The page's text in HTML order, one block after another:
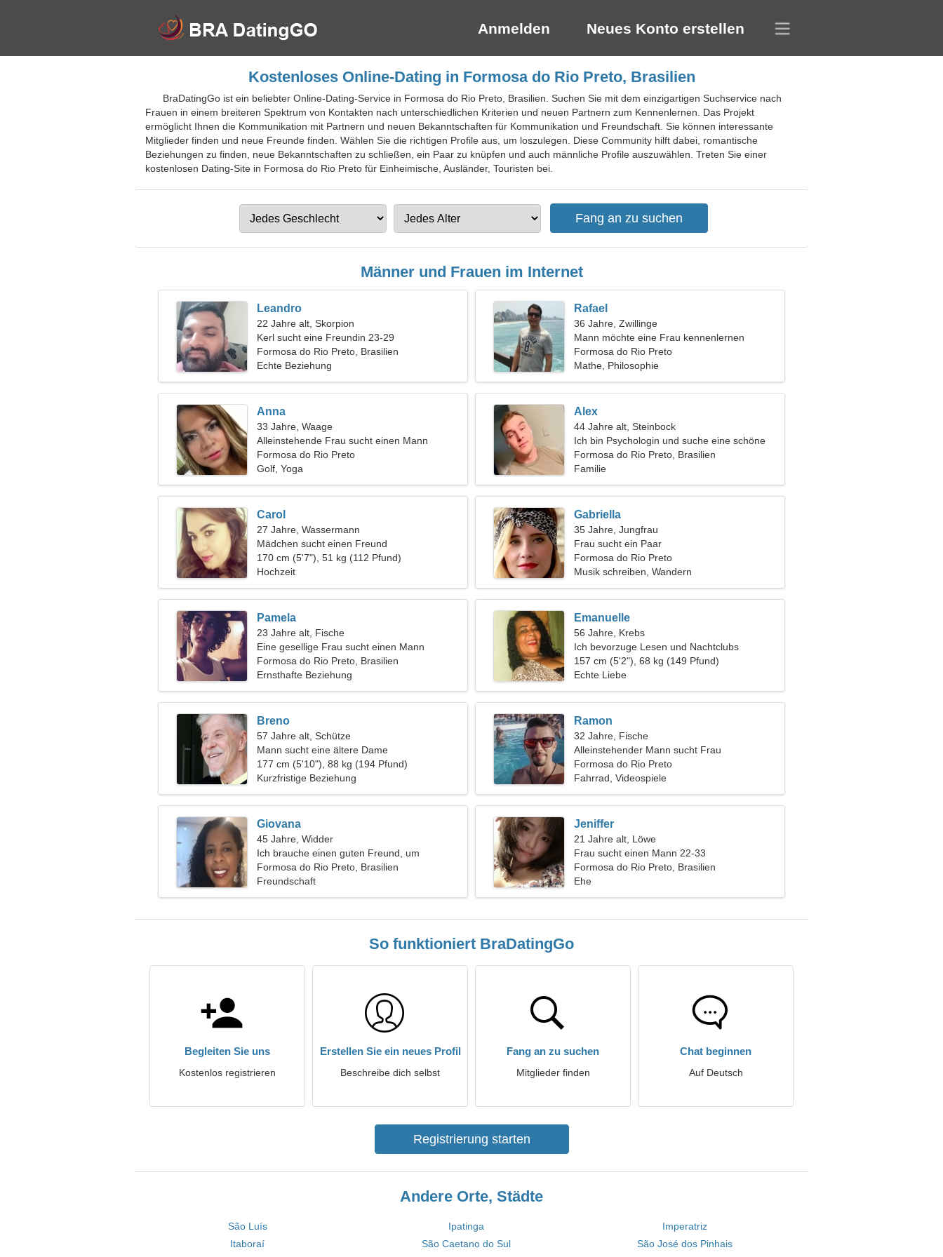
Anmelden Neues Konto erstellen
Kostenloses Online-Dating in Formosa do Rio Preto, Brasilien
BraDatingGo ist ein beliebter Online-Dating-Service in Formosa do Rio Preto, Brasilien. Suchen Sie mit dem einzigartigen Suchservice nach
Frauen in einem breiteren Spektrum von Kontakten nach unterschiedlichen Kriterien und neuen Partnern zum Kennenlernen. Das Projekt
ermöglicht Ihnen die Kommunikation mit Partnern und neuen Bekanntschaften für Kommunikation und Freundschaft. Sie können interessante
Mitglieder finden und neue Freunde finden. Wählen Sie die richtigen Profile aus, um loszulegen. Diese Community hilft dabei, romantische
Beziehungen zu finden, neue Bekanntschaften zu schließen, ein Paar zu knüpfen und auch männliche Profile auszuwählen. Treten Sie einer
kostenlosen Dating-Site in Formosa do Rio Preto für Einheimische, Ausländer, Touristen bei.
Männer und Frauen im Internet
Leandro
22 Jahre alt, Skorpion
Kerl sucht eine Freundin 23-29
Formosa do Rio Preto, Brasilien
Echte Beziehung
Rafael
36 Jahre, Zwillinge
Mann möchte eine Frau kennenlernen
Formosa do Rio Preto
Mathe, Philosophie
Anna
33 Jahre, Waage
Alleinstehende Frau sucht einen Mann
Formosa do Rio Preto
Golf, Yoga
Alex
44 Jahre alt, Steinbock
Ich bin Psychologin und suche eine schöne
Frau
Formosa do Rio Preto, Brasilien
Familie
Carol
27 Jahre, Wassermann
Mädchen sucht einen Freund
170 cm (5'7"), 51 kg (112 Pfund)
Hochzeit
Gabriella
35 Jahre, Jungfrau
Frau sucht ein Paar
Formosa do Rio Preto
Musik schreiben, Wandern
Pamela
23 Jahre alt, Fische
Eine gesellige Frau sucht einen Mann
Formosa do Rio Preto, Brasilien
Ernsthafte Beziehung
Emanuelle
56 Jahre, Krebs
Ich bevorzuge Lesen und Nachtclubs
157 cm (5'2"), 68 kg (149 Pfund)
Echte Liebe
Breno
57 Jahre alt, Schütze
Mann sucht eine ältere Dame
177 cm (5'10"), 88 kg (194 Pfund)
Kurzfristige Beziehung
Ramon
32 Jahre, Fische
Alleinstehender Mann sucht Frau
Formosa do Rio Preto
Fahrrad, Videospiele
Giovana
45 Jahre, Widder
Ich brauche einen guten Freund, um
zusammen Ski zu fahren
Formosa do Rio Preto, Brasilien
Freundschaft
Jeniffer
21 Jahre alt, Löwe
Frau sucht einen Mann 22-33
Formosa do Rio Preto, Brasilien
Ehe
So funktioniert BraDatingGo
Begleiten Sie uns
Kostenlos registrieren
Erstellen Sie ein neues Profil
Beschreibe dich selbst
Fang an zu suchen
Mitglieder finden
Chat beginnen
Auf Deutsch
Registrierung starten
Andere Orte, Städte
São Luís Ipatinga
Imperatriz
Itaboraí
São Caetano do Sul
São José dos Pinhais